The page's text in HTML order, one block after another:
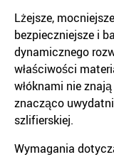
Lżejsze,
bezpieczniejsze i
dynamicznego
właściwości
włóknami nie
znacząco
szlifierskiej.
Wymagania